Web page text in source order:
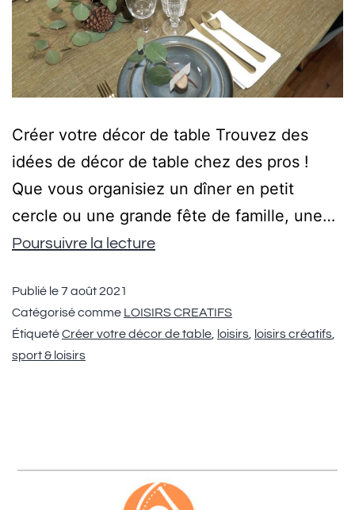
Créer votre décor de table Trouvez des
idées de décor de table chez des pros !
Que vous organisiez un dîner en petit
cercle ou une grande fête de famille, une…
Poursuivre la lecture
Publié le7 août 2021
Catégorisé comme LOISIRS CREATIFS
ÉtiquetéCréer votre décor de table loisirs loisirs créatifs
sport & loisirs